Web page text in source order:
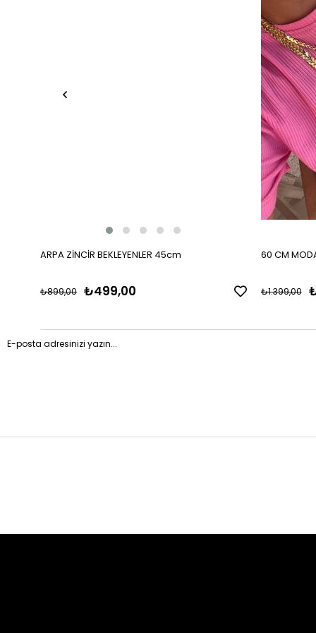
ARPA ZİNCİR BEKLEYENLER 45cm
₺499,00
₺899,00
60 CM
₺1.399,00